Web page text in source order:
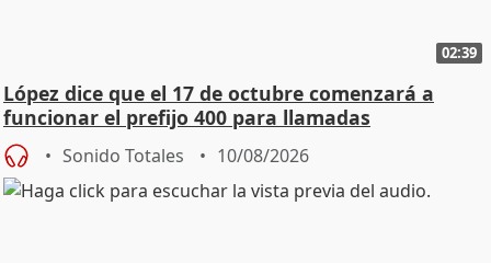
02:39
López dice que el 17 de octubre comenzará a
funcionar el prefijo 400 para llamadas
comerciales
Sonido Totales 10/08/2026